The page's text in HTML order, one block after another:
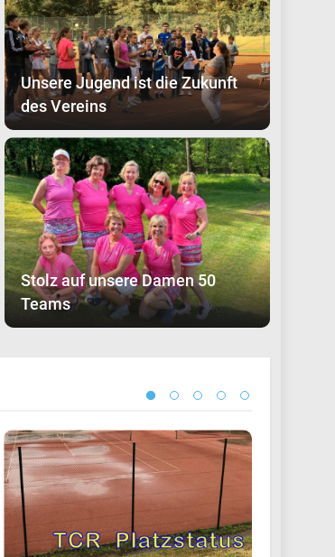
Unsere Jugend ist die Zukunft
des Vereins
Stolz auf unsere Damen 50
Teams